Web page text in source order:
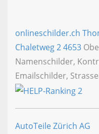
onlineschilder.ch
Chaletweg 24653
Namenschilder,
Emailschilder,
AutoTeile Zürich AG